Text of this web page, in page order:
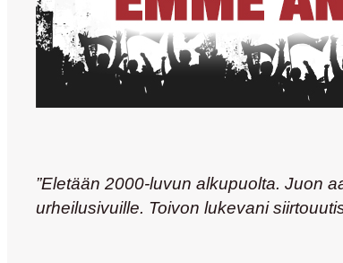
”Eletään 2000-luvun alkupuolta. Juon
urheilusivuille. Toivon lukevani